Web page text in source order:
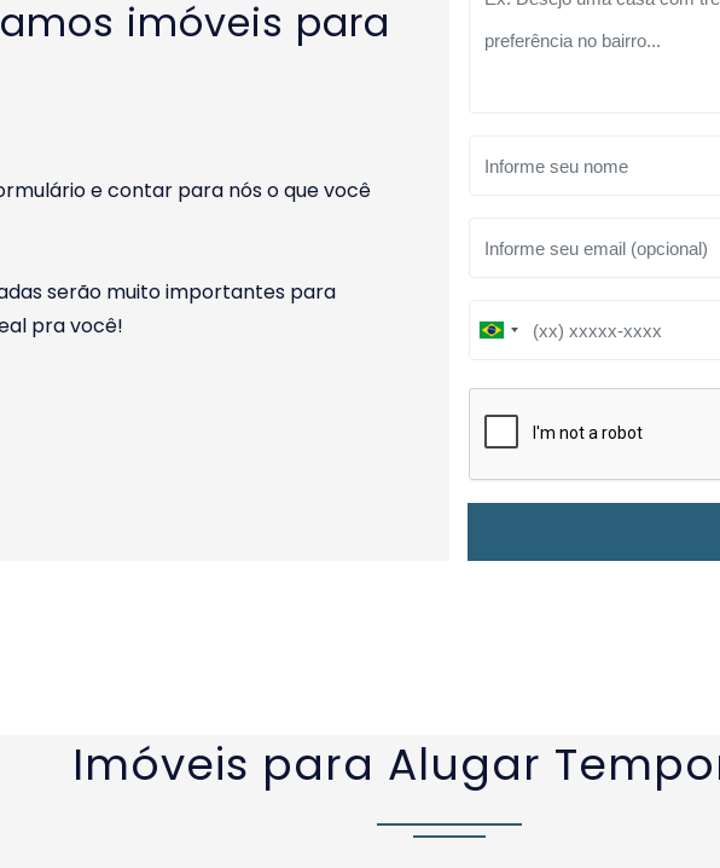
imóveis para
e contar para nós o que você
serão muito importantes para
pra você!
B
i
5
5
Imóveis para Alugar